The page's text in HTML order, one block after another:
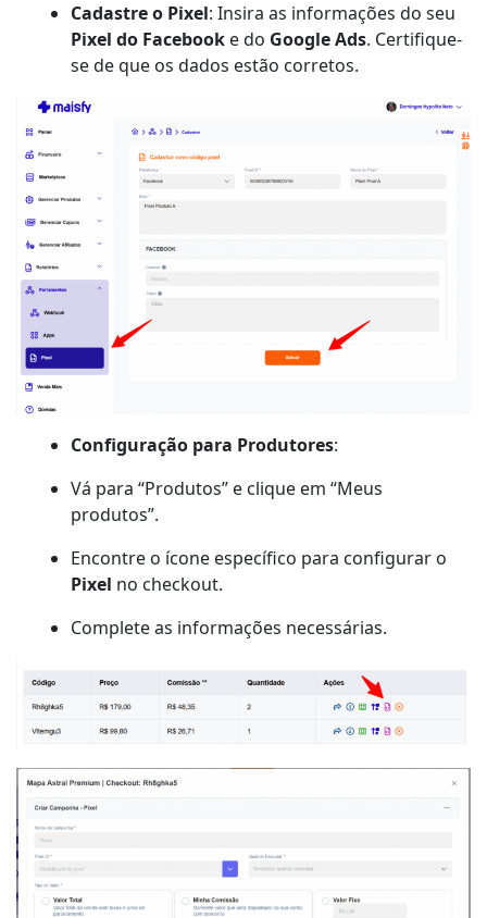
Cadastre o Pixel: Insira as informações do seu
Pixel do Facebook e do Google Ads. Certifique-
se de que os dados estão corretos.
Configuração para Produtores:
Vá para “Produtos” e clique em “Meus
produtos”.
Encontre o ícone específico para configurar o
Pixel no checkout.
Complete as informações necessárias.